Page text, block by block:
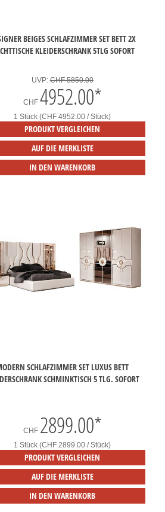
BEIGES SCHLAFZIMMER SET BETT 2X
KLEIDERSCHRANK 5TLG SOFORT
UVP:CHF 5850.00
CHF 4952.00*
1 Stück (CHF 4952.00 / Stück)
PRODUKT VERGLEICHEN
AUF DIE MERKLISTE
IN DEN WARENKORB
SCHLAFZIMMER SET LUXUS BETT
SCHMINKTISCH 5 TLG. SOFORT
CHF 2899.00*
1 Stück (CHF 2899.00 / Stück)
PRODUKT VERGLEICHEN
AUF DIE MERKLISTE
IN DEN WARENKORB